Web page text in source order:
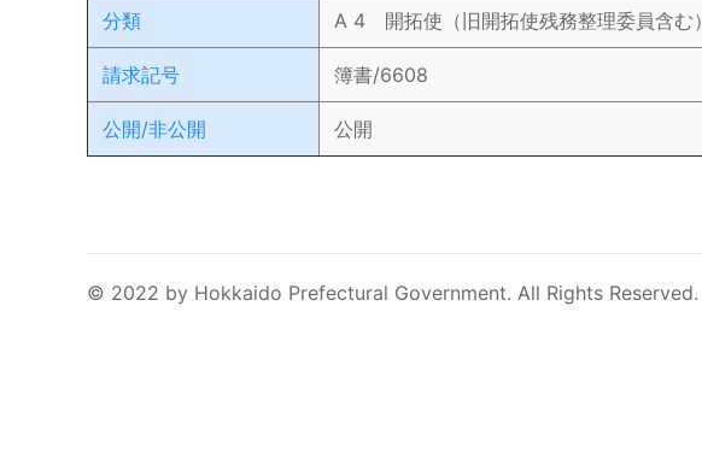
分類 A 4 開拓使（旧開拓使残務整理委員含む）
請求記号 簿書/6608
公開/非公開 公開
© 2022 by Hokkaido Prefectural Government. All Rights Reserved.